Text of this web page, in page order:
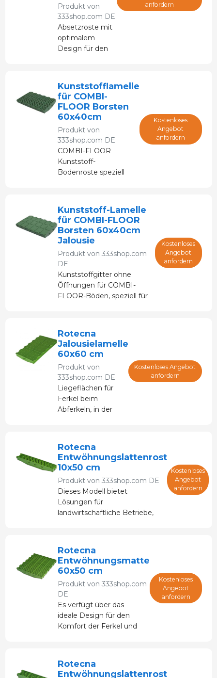
Produkt von
333shop.com DE
Absetzroste mit
optimalem
Design für den
Wachstum,
ohne die
Extremitäten zu
anfordern
Kunststofflamelle
für COMBI-
FLOOR Borsten
60x40cm
Produkt von
333shop.com DE
COMBI-FLOOR
Kunststoff-
Bodenroste speziell
Kostenloses
Angebot
anfordern
Kunststoff-Lamelle
für COMBI-FLOOR
Borsten 60x40cm
Jalousie
Produkt von 333shop.com
DE
Kunststoffgitter ohne
Öffnungen für COMBI-
FLOOR-Böden, speziell für
Kombinationsmöglichkeiten,
um allen Anforderungen
gerecht zu werden.
Kostenloses
Angebot
anfordern
Rotecna
Jalousielamelle
60x60 cm
Produkt von
333shop.com DE
Liegeflächen für
Ferkel beim
Abferkeln, in der
Kostenloses Angebot
anfordern
Rotecna
Entwöhnungslattenrost
10x50 cm
Produkt von 333shop.com DE
Dieses Modell bietet
Lösungen für
landwirtschaftliche Betriebe,
Abmessungen erfordern.
Kostenloses
Angebot
anfordern
Rotecna
Entwöhnungsmatte
60x50 cm
Produkt von 333shop.com
DE
Es verfügt über das
ideale Design für den
Komfort der Ferkel und
schädigen.
Kostenloses
Angebot
anfordern
Rotecna
Entwöhnungslattenrost